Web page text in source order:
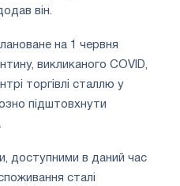
він.
на 1 червня
викликаного COVID,
торгівлі сталлю у
підштовхнути
доступними в даний час
сталі